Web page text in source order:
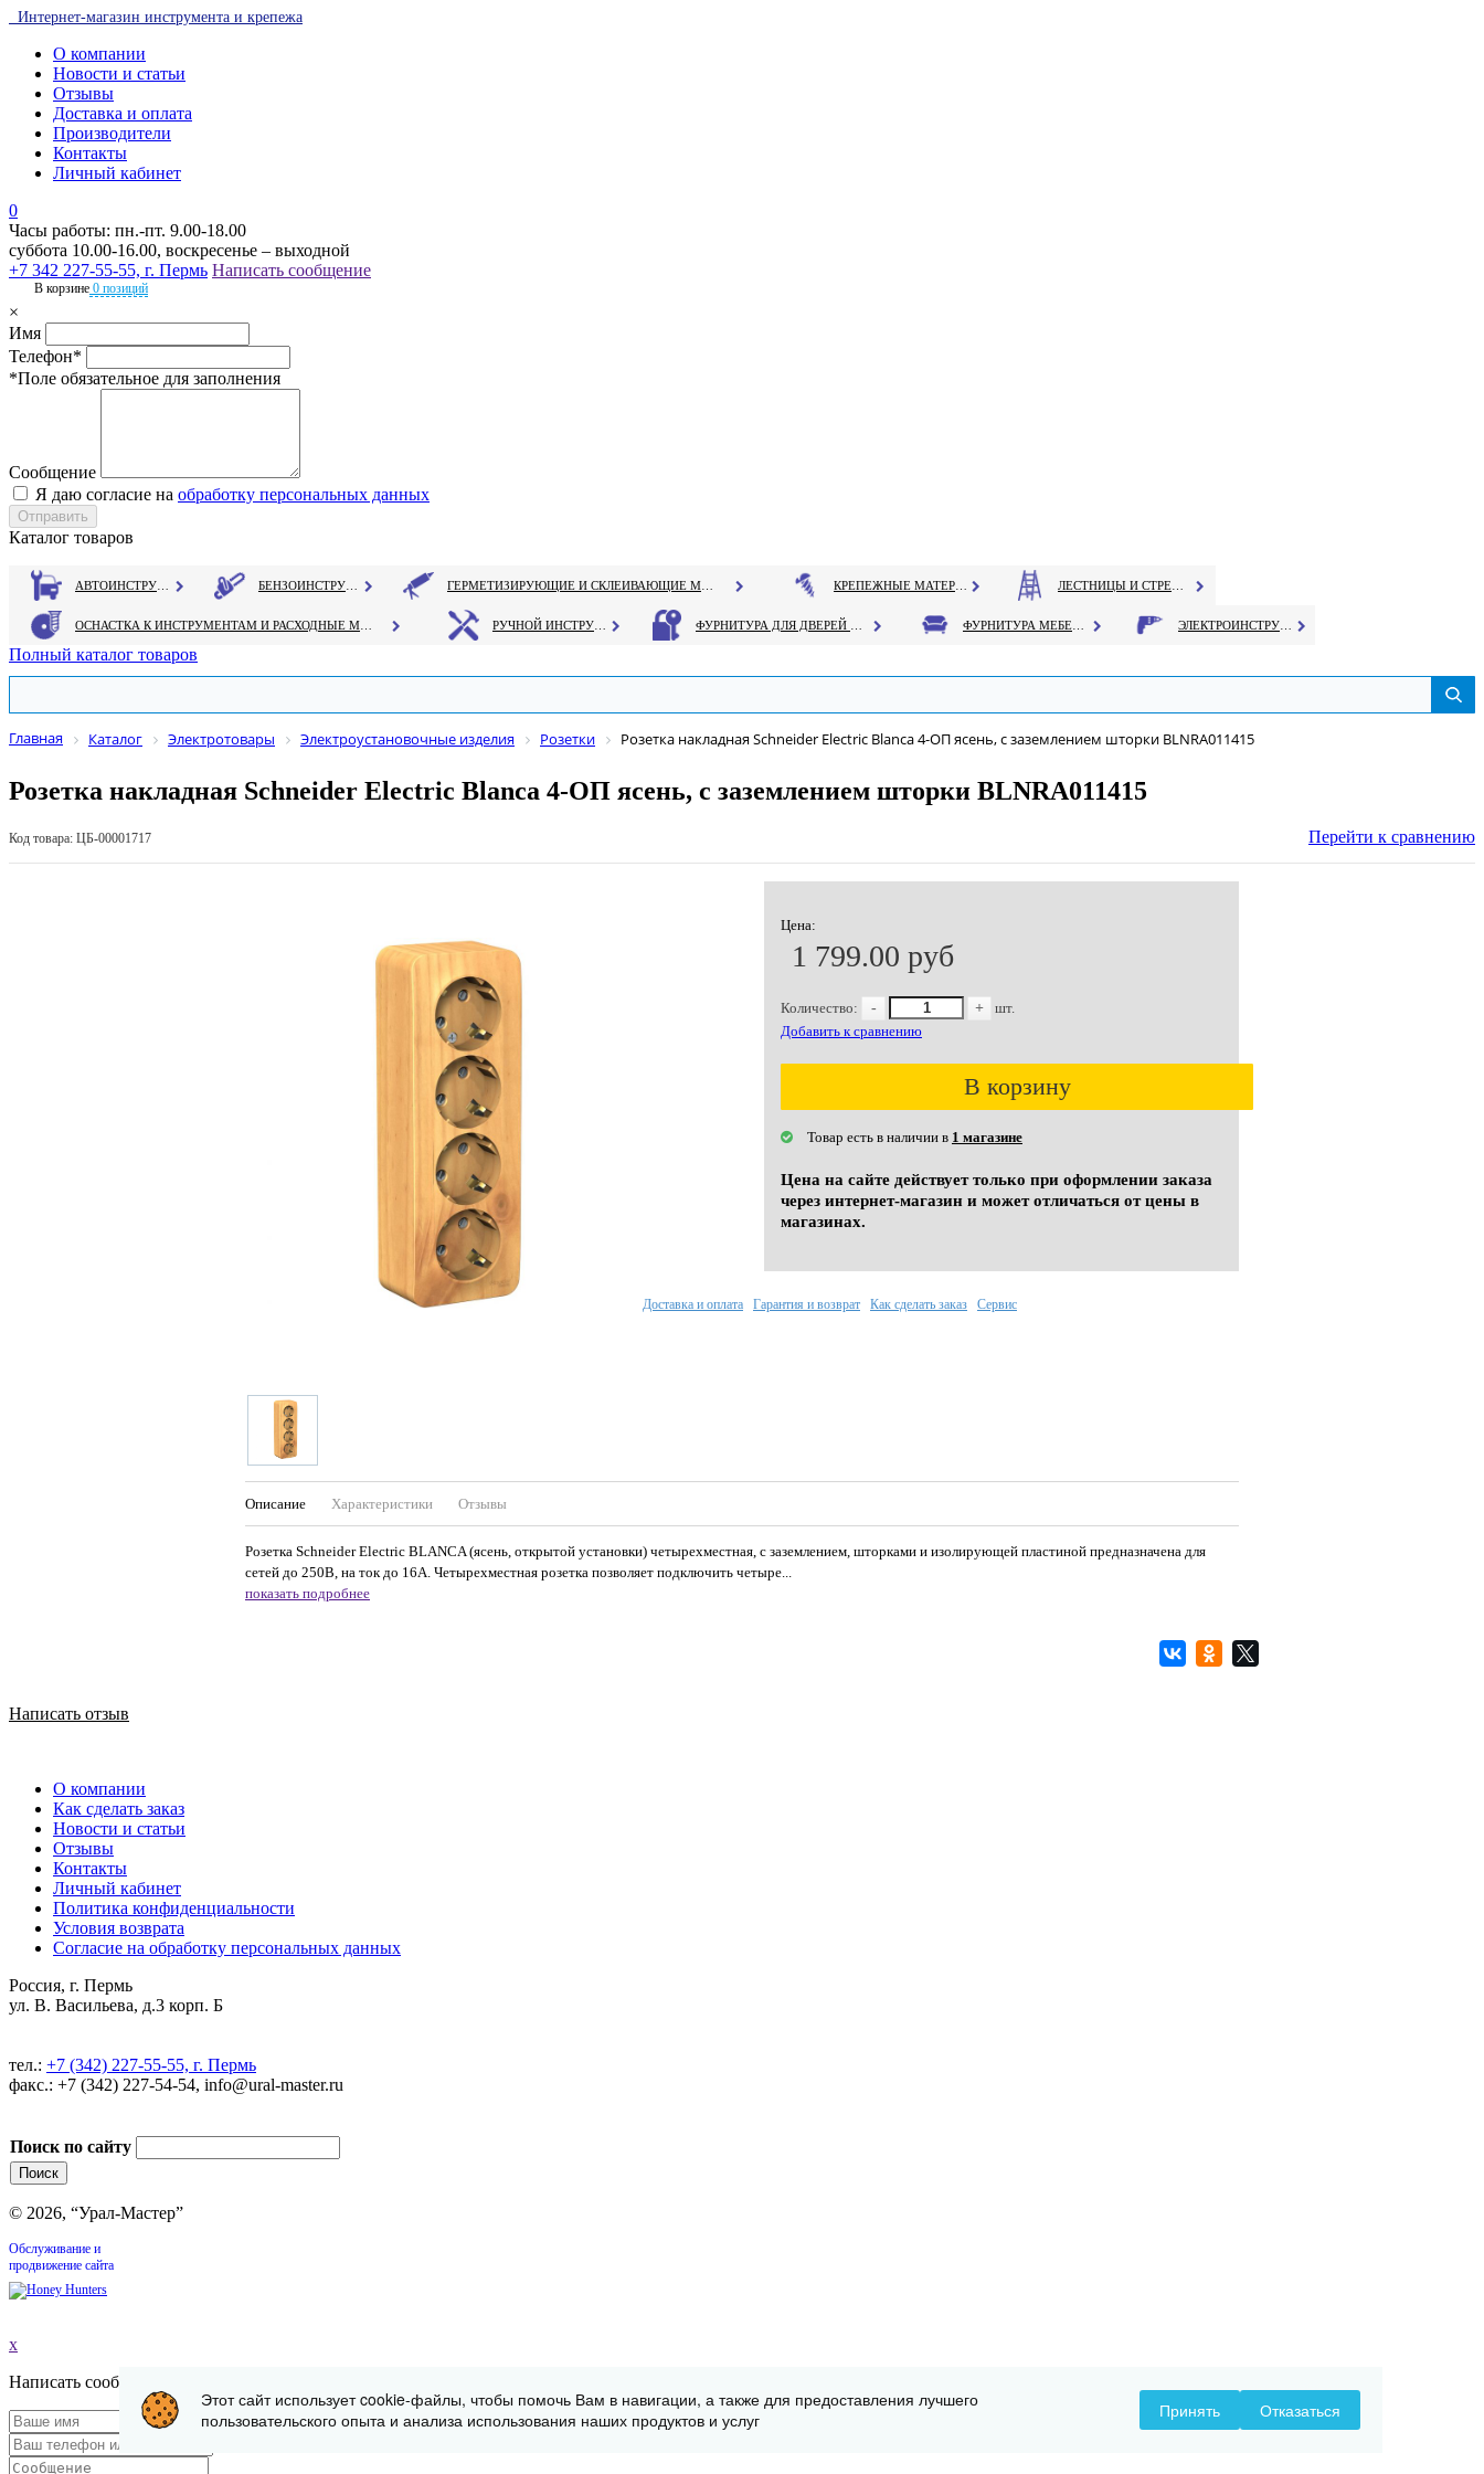
Интернет-магазин инструмента и крепежа
О компании
Новости и статьи
Отзывы
Доставка и оплата
Производители
Контакты
Личный кабинет
0
Часы работы: пн.-пт. 9.00-18.00
суббота 10.00-16.00, воскресенье – выходной
+7 342 227-55-55, г. Пермь Написать сообщение
В корзине 0 позиций
×
Имя
Телефон*
*Поле обязательное для заполнения
Сообщение
Я даю согласие на обработку персональных данных
Каталог товаров
Полный каталог товаров
Главная Каталог Электротовары Электроустановочные изделия Розетки Розетка накладная Schneider Electric Blanca 4-OП ясень, c заземлением шторки BLNRA011415
Розетка накладная Schneider Electric Blanca 4-OП ясень, c заземлением шторки BLNRA011415
Код товара: ЦБ-00001717 Перейти к сравнению
Цена:
1 799.00 руб
Количество: - +
шт.
Добавить к сравнению
В корзину
Товар есть в наличии в 1 магазине
Цена на сайте действует только при оформлении заказа
через интернет-магазин и может отличаться от цены в
магазинах.
Описание Характеристики Отзывы
Розетка Schneider Electric BLANCA (ясень, открытой установки) четырехместная, с заземлением, шторками и изолирующей пластиной предназначена для
сетей до 250В, на ток до 16А. Четырехместная розетка позволяет подключить четыре...
показать подробнее
Доставка и оплата Гарантия и возврат Как сделать заказ Сервис
Написать отзыв
О компании
Как сделать заказ
Новости и статьи
Отзывы
Контакты
Личный кабинет
Политика конфиденциальности
Условия возврата
Согласие на обработку персональных данных
Россия, г. Пермь
ул. В. Васильева, д.3 корп. Б
тел.: +7 (342) 227-55-55, г. Пермь
факс.: +7 (342) 227-54-54, info@ural-master.ru
Поиск по сайту
© 2026, “Урал-Мастер”
Обслуживание и
продвижение сайта
x
Написать сообщение
Этот сайт использует cookie-файлы, чтобы помочь Вам в навигации, а также для предоставления лучшего
пользовательского опыта и анализа использования наших продуктов и услуг
Принять Отказаться